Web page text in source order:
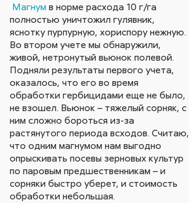
Магнум в норме расхода 10 г/га
полностью уничтожил гулявник,
яснотку пурпурную, хориспору нежную.
Во втором учете мы обнаружили,
живой, нетронутый вьюнок полевой.
Подняли результаты первого учета,
оказалось, что его во время
обработки гербицидами еще не было,
не взошел. Вьюнок – тяжелый сорняк, с
ним сложно бороться из-за
растянутого периода всходов. Считаю,
что одним магнумом нам выгодно
опрыскивать посевы зерновых культур
по паровым предшественникам – и
сорняки быстро уберет, и стоимость
обработки небольшая.